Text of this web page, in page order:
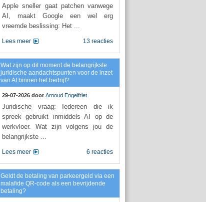
Apple sneller gaat patchen vanwege
AI, maakt Google een wel erg
vreemde beslissing: Het ...
13 reacties
Lees meer
Wat zijn op dit moment de belangrijkste
juridische aandachtspunten voor de inzet
van AI binnen het bedrijf?
29-07-2026 door Arnoud Engelfriet
Juridische vraag: Iedereen die ik
spreek gebruikt inmiddels AI op de
werkvloer. Wat zijn volgens jou de
belangrijkste ...
6 reacties
Lees meer
Geldt de betaling van parkeergeld via een
malafide QR-code als een bevrijdende
betaling?